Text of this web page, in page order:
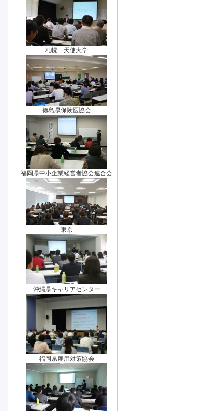
札幌 天使大学
徳島県保険医協会
福岡県中小企業経営者協会連合会
東京
沖縄県キャリアセンター
福岡県雇用対策協会